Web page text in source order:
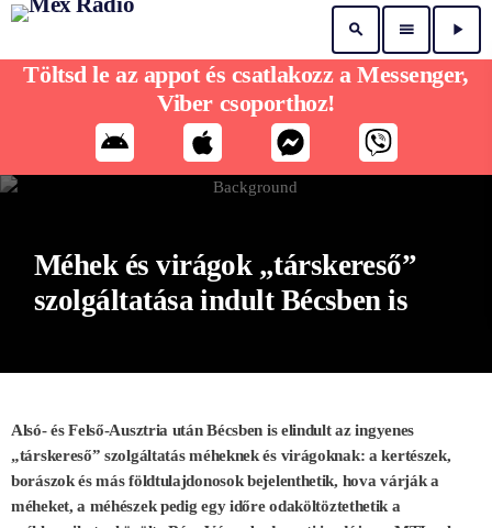
search menu play_arrow
Méhek és virágok „társkereső”
szolgáltatása indult Bécsben is
Alsó- és Felső-Ausztria után Bécsben is elindult az ingyenes
„társkereső” szolgáltatás méheknek és virágoknak: a kertészek,
borászok és más földtulajdonosok bejelenthetik, hova várják a
méheket, a méhészek pedig egy időre odaköltöztethetik a
Töltsd le az appot és csatlakozz a Messenger,
Viber csoporthoz!